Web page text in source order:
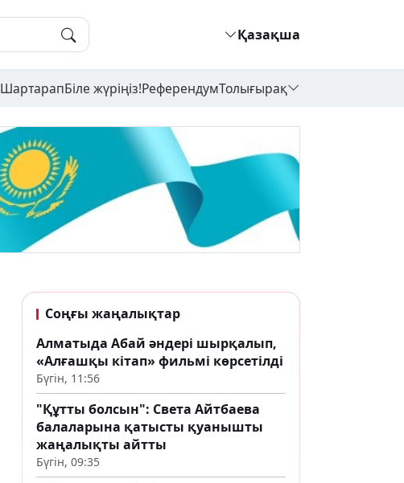
Қазақша
ШартарапБіле жүріңіз!РеферендумТолығырақ
Соңғы жаңалықтар
Алматыда Абай әндері шырқалып,
«Алғашқы кітап» фильмі көрсетілді
Бүгін, 11:56
"Құтты болсын": Света Айтбаева
балаларына қатысты қуанышты
жаңалықты айтты
Бүгін, 09:35